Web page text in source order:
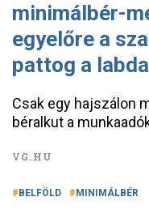
minimálbér-
egyelőre a
pattog a labda
Csak egy hajszálon
béralkut a
VG.HU
BELFÖLD MINIMÁLBÉR